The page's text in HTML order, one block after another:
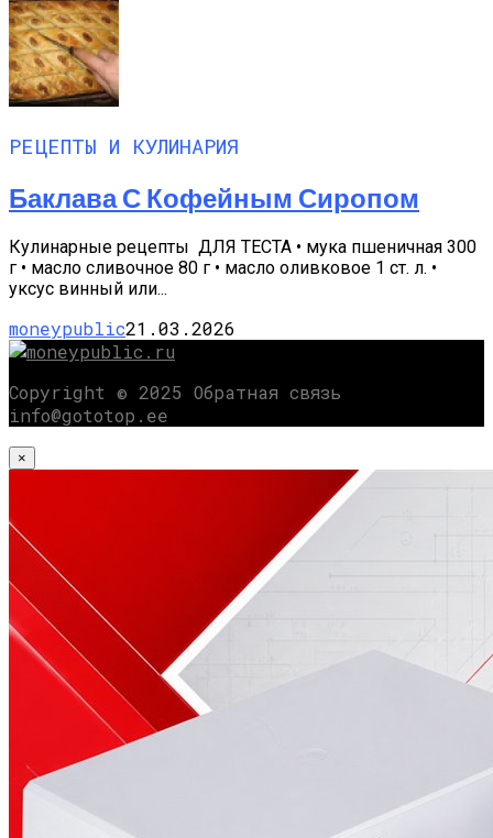
РЕЦЕПТЫ И КУЛИНАРИЯ
Баклава С Кофейным Сиропом
Кулинарные рецепты ДЛЯ ТЕСТА • мука пшеничная 300
г • масло сливочное 80 г • масло оливковое 1 ст. л. •
уксус винный или...
moneypublic21.03.2026
Copyright © 2025 Обратная связь
info@gototop.ee
×